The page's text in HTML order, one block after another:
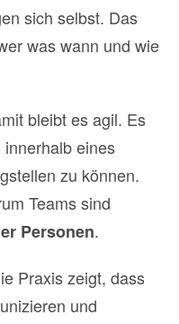
sich selbst. Das
was wann und wie
bleibt es agil. Es
eines
zu können.
Teams sind
Personen.
Praxis zeigt, dass
und